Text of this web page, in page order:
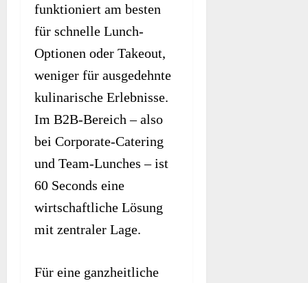
funktioniert am besten
für schnelle Lunch-
Optionen oder Takeout,
weniger für ausgedehnte
kulinarische Erlebnisse.
Im B2B-Bereich – also
bei Corporate-Catering
und Team-Lunches – ist
60 Seconds eine
wirtschaftliche Lösung
mit zentraler Lage.
Für eine ganzheitliche